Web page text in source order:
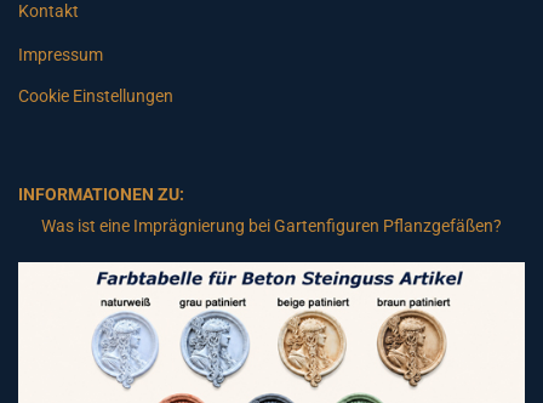
Kontakt
Impressum
Cookie Einstellungen
INFORMATIONEN ZU:
Was ist eine Imprägnierung bei Gartenfiguren Pflanzgefäßen?